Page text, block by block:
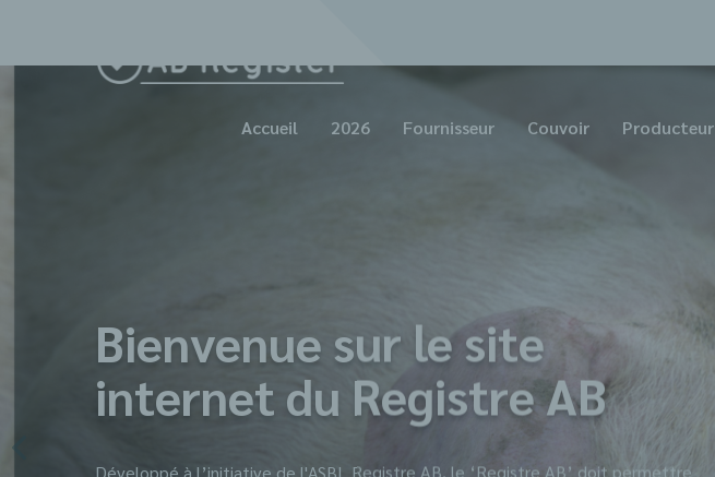
Accueil 2026 Fournisseur Couvoir Producteur
Bienvenue sur le site
internet du Registre AB
Développé à l’initiative de l'ASBL Registre AB, le ‘Registre AB’ doit permettre